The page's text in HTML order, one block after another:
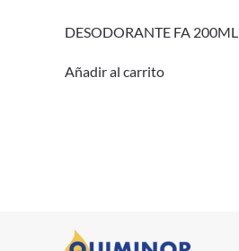
DESODORANTE FA 200ML
Añadir al carrito